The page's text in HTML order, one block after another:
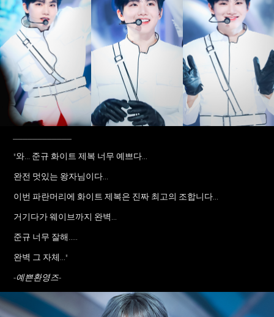
"와... 준규 화이트 제복 너무 예쁘다...
완전 멋있는 왕자님이다...
이번 파란머리에 화이트 제복은 진짜 최고의 조합니다...
거기다가 웨이브까지 완벽...
준규 너무 잘해.....
완벽 그 자체..."
-예쁜환영즈-